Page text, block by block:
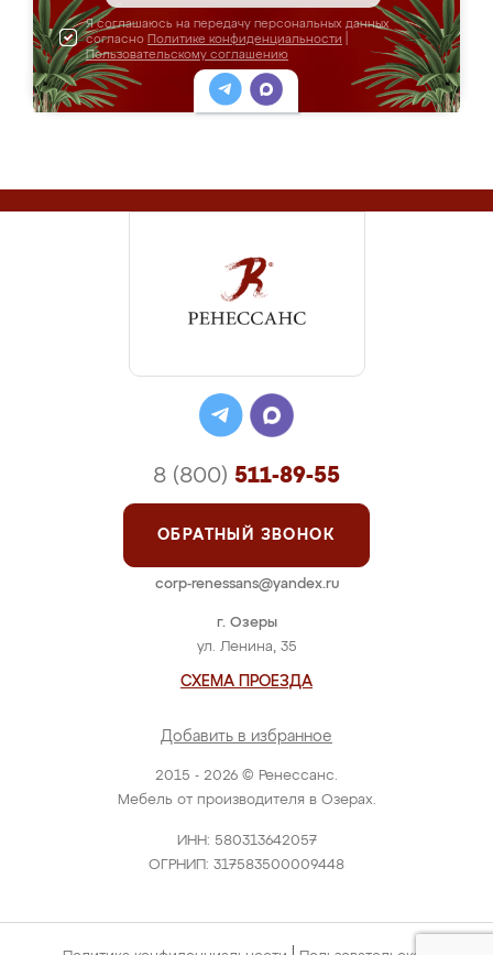
Я соглашаюсь на передачу персональных данных
согласно Политике конфиденциальности
Пользовательскому соглашению
2015 - 2026 © Ренессанс.
Мебель от производителя в Озерах.
ИНН: 580313642057
ОГРНИП: 317583500009448
г. Озеры
ул. Ленина, 35
СХЕМА ПРОЕЗДА
Добавить в избранное
8 (800) 511-89-55
ОБРАТНЫЙ ЗВОНОК
corp-renessans@yandex.ru